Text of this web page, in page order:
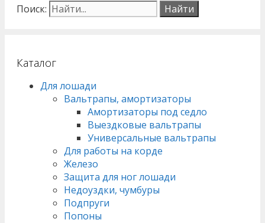
Поиск:
Каталог
Для лошади
Вальтрапы, амортизаторы
Амортизаторы под седло
Выездковые вальтрапы
Универсальные вальтрапы
Для работы на корде
Железо
Защита для ног лошади
Недоуздки, чумбуры
Подпруги
Попоны